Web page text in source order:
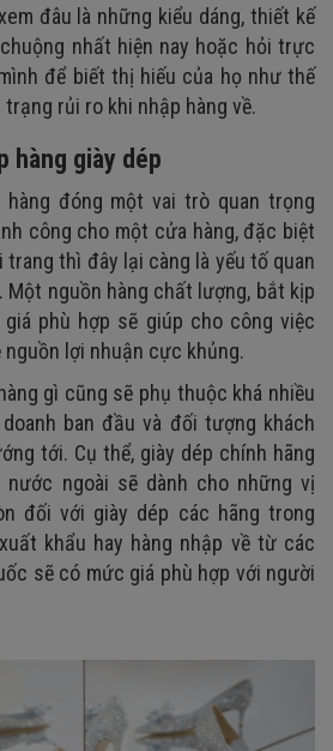
đâu là những kiểu dáng, thiết kế
nhất hiện nay hoặc hỏi trực
để biết thị hiếu của họ như thế
rủi ro khi nhập hàng về.
hàng giày dép
đóng một vai trò quan trọng
công cho một cửa hàng, đặc biệt
thì đây lại càng là yếu tố quan
Một nguồn hàng chất lượng, bắt kịp
phù hợp sẽ giúp cho công việc
nguồn lợi nhuận cực khủng.
gì cũng sẽ phụ thuộc khá nhiều
ban đầu và đối tượng khách
tới. Cụ thể, giày dép chính hãng
ngoài sẽ dành cho những vị
đối với giày dép các hãng trong
khẩu hay hàng nhập về từ các
sẽ có mức giá phù hợp với người